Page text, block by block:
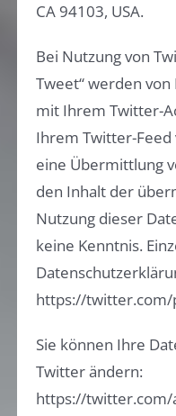
CA 94103, USA.
Bei Nutzung von
Tweet“ werden
mit Ihrem Twitter-
Ihrem Twitter-
eine Übermittlung
den Inhalt der
Nutzung dieser
keine Kenntnis.
https://twitter.com/
Sie können Ihre
Twitter ändern:
https://twitter.com/